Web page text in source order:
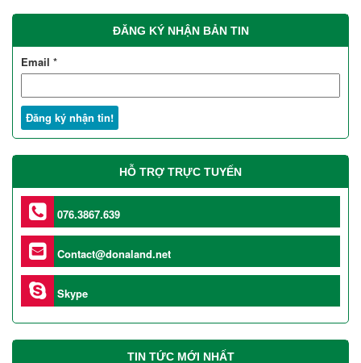
ĐĂNG KÝ NHẬN BẢN TIN
Email *
HỖ TRỢ TRỰC TUYẾN
076.3867.639
Contact@donaland.net
Skype
TIN TỨC MỚI NHẤT